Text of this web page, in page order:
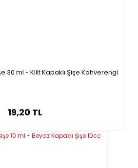
30 ml - Kilit Kapaklı Şişe Kahverengi
19,20 TL